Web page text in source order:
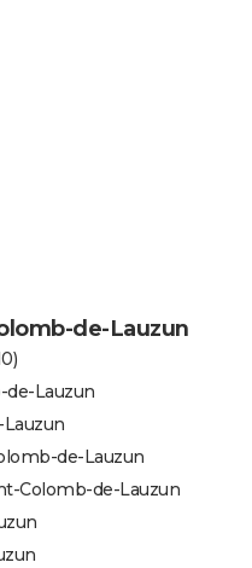
de-Lauzun
de-Lauzun
de-Lauzun
Colomb-de-Lauzun